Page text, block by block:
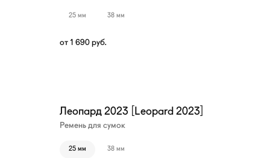
25 мм 38 мм
от 1 690 руб.
Леопард 2023 [Leopard 2023]
Ремень для сумок
25 мм 38 мм